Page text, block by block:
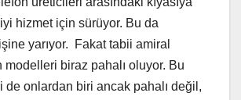
hizmet için sürüyor. Bu da
işine yarıyor. Fakat tabii amiral
modelleri biraz pahalı oluyor. Bu
de onlardan biri ancak pahalı değil,